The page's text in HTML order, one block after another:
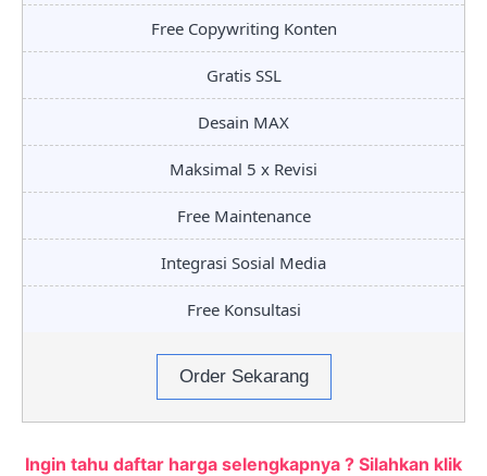
Free Copywriting Konten
Gratis SSL
Desain MAX
Maksimal 5 x Revisi
Free Maintenance
Integrasi Sosial Media
Free Konsultasi
Order Sekarang
Ingin tahu daftar harga selengkapnya ? Silahkan klik